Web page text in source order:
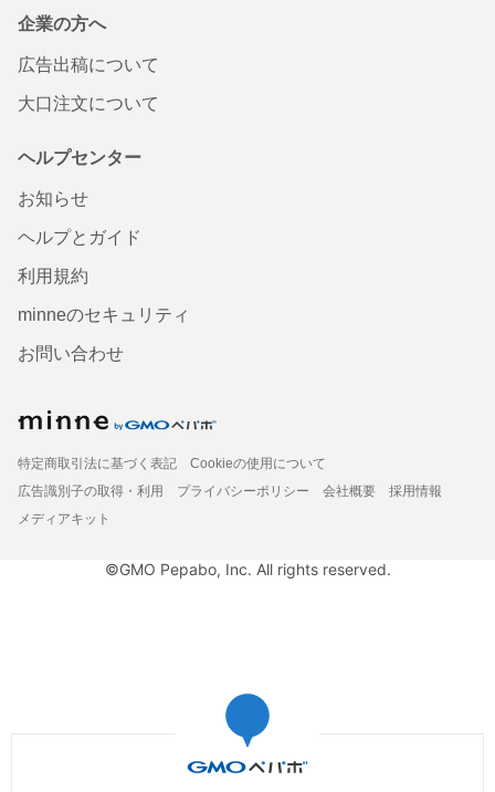
企業の方へ
広告出稿について
大口注文について
ヘルプセンター
お知らせ
ヘルプとガイド
利用規約
minneのセキュリティ
お問い合わせ
特定商取引法に基づく表記
Cookieの使用について
広告識別子の取得・利用
プライバシーポリシー 会社概要
採用情報
メディアキット
©GMO Pepabo, Inc. All rights reserved.